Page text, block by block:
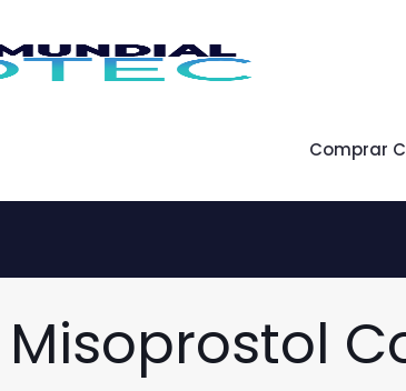
Comprar